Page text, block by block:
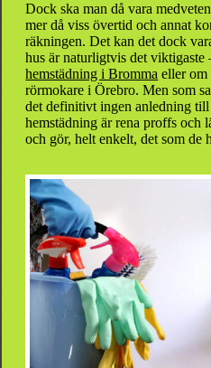
Dock ska man då vara
mer då viss övertid och annat
räkningen. Det kan det dock
hus är naturligtvis det viktigaste
hemstädning i Bromma eller om
rörmokare i Örebro. Men som
det definitivt ingen anledning
hemstädning är rena proffs och
och gör, helt enkelt, det som de